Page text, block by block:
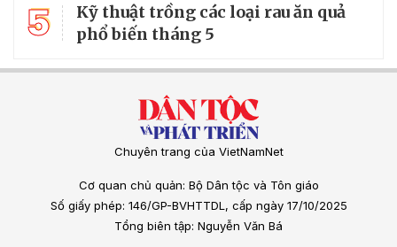
5
Kỹ thuật trồng các loại rau ăn quả
phổ biến tháng 5
Chuyên trang của VietNamNet
Cơ quan chủ quản: Bộ Dân tộc và Tôn giáo
Số giấy phép: 146/GP-BVHTTDL, cấp ngày 17/10/2025
Tổng biên tập: Nguyễn Văn Bá